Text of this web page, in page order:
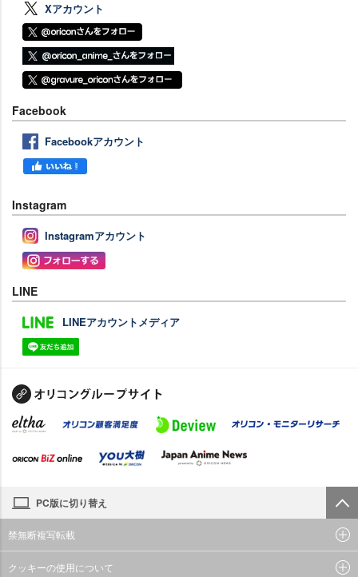
Xアカウント
Facebook
Facebookアカウント
Instagram
Instagramアカウント
LINE
LINEアカウントメディア
PC版に切り替え
禁無断複写転載
クッキーの使用について